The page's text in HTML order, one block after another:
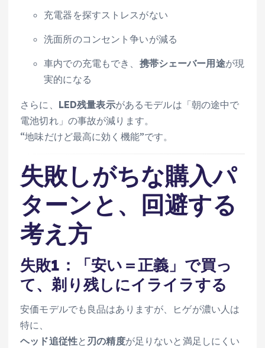
充電器を探すストレスがない
洗面所のコンセント争いが減る
車内での充電もでき、 携帯シェーバー用途が現
実的になる
さらに、 LED残量表示があるモデルは「朝の途中で
電池切れ」の事故が減ります。
“地味だけど最高に効く機能”です。
失敗しがちな購入パ
ターンと、回避する
考え方
失敗1：「安い＝正義」で買っ
て、剃り残しにイライラする
安価モデルでも良品はありますが、ヒゲが濃い人は
特に、
ヘッド追従性と 刃の精度が足りないと満足しにくい